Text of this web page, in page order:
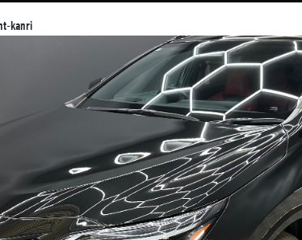
kanri